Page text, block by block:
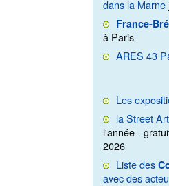
dans la Marne
France-
à Paris
ARES 43
Les
la Street
l'année -
2026
Liste des
avec des